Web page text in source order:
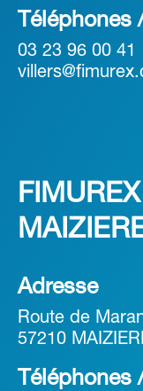
Téléphones
03 23 96 00 41
Adresse
Route de
57210
Téléphones